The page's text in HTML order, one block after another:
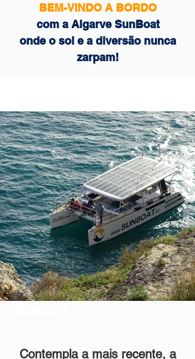
BEM-VINDO A BORDO
com a Algarve SunBoat
onde o sol e a diversão nunca
zarpam!
Contempla a mais recente, a